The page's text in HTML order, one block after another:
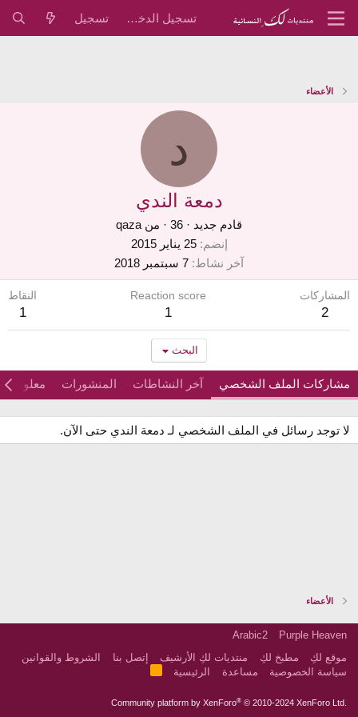
تسجيل الدخول تسجيل
الأعضاء
د
دمعة الندي
قادم جديد ·
· من qaza
إنضم
25 يناير 2015
آخر نشاط 7 سبتمبر 2018
المشاركات
2
Reaction score
1
النقاط
1
البحث
مشاركات الملف الشخصي آخر النشاطات المنشورات معلومات
لا توجد رسائل في الملف الشخصي لـ دمعة الندي حتى الآن.
الأعضاء
Purple Heaven
Arabic2
موقع لكِ
مطبخ لكِ منتديات لكِ الأرشيف إتصل بنا
الشروط والقوانين
سياسة الخصوصية
مساعدة الرئيسية
Community platform by XenForo® © 2010-2024 XenForo Ltd.